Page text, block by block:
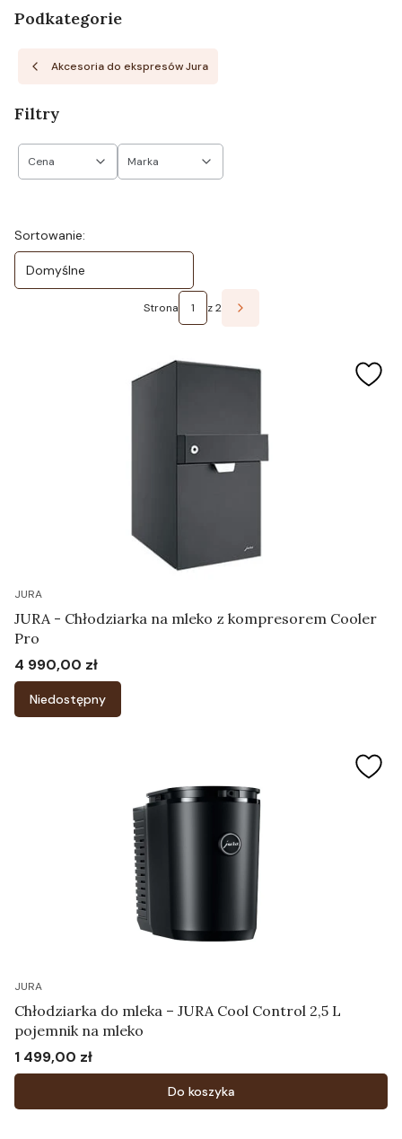
Podkategorie
Akcesoria do ekspresów Jura
Filtry
Cena Marka
Lista produktów
Sortowanie:
Domyślne
Strona z 2 Następne produkty
JURA
JURA - Chłodziarka na mleko z kompresorem Cooler
Pro
Cena
4 990,00 zł
Niedostępny
JURA
Chłodziarka do mleka – JURA Cool Control 2,5 L
pojemnik na mleko
Cena
1 499,00 zł
Do koszyka